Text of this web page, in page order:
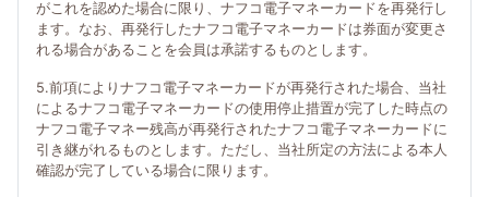
がこれを認めた場合に限り、ナフコ電子マネーカードを再発行し
ます。なお、再発行したナフコ電子マネーカードは券面が変更さ
れる場合があることを会員は承諾するものとします。
5.前項によりナフコ電子マネーカードが再発行された場合、当社
によるナフコ電子マネーカードの使用停止措置が完了した時点の
ナフコ電子マネー残高が再発行されたナフコ電子マネーカードに
引き継がれるものとします。ただし、当社所定の方法による本人
確認が完了している場合に限ります。